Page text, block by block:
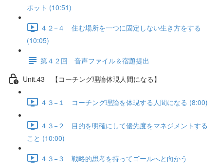
ポット (10:51)
４２−４ 住む場所を一つに固定しない生き方をする
(10:05)
第４２回 音声ファイル＆宿題提出
Unit.43 【コーチング理論体現人間になる】
４３−１ コーチング理論を体現する人間になる (8:00)
４３−２ 目的を明確にして優先度をマネジメントする
こと (10:00)
４３−３ 戦略的思考を持ってゴールへと向かう